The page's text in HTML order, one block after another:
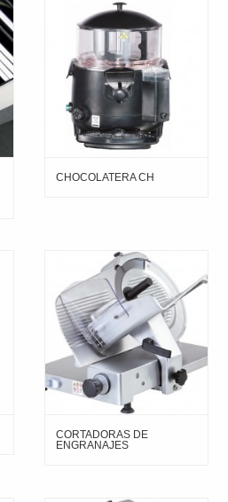
CHOCOLATERA CH
CORTADORAS DE
ENGRANAJES